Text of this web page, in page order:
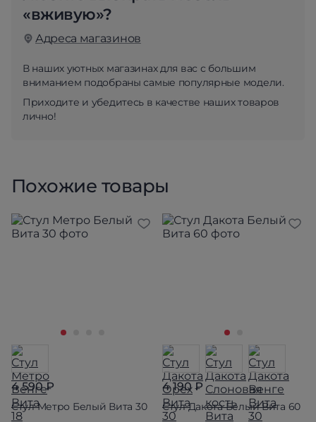
«вживую»?
Адреса магазинов
В наших уютных магазинах для вас с большим
вниманием подобраны самые популярные модели.
Приходите и убедитесь в качестве наших товаров
лично!
Похожие товары
4 590 ₽
Стул Метро Белый Вита 30
4 190 ₽
Стул Дакота Белый Вита 60